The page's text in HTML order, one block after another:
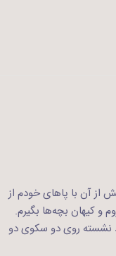
از آن با پاهای خودم از
و کیهان بچه‌ها بگیرم.
نشسته روی دو سکوی دو